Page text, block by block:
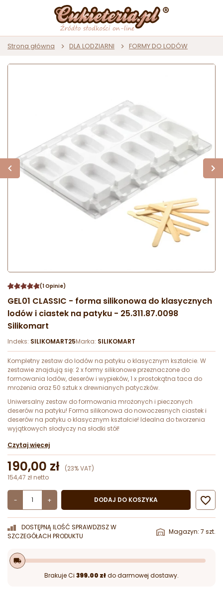
Strona główna DLA LODZIARNI FORMY DO LODÓW
(1 Opinie)
GEL01 CLASSIC - forma silikonowa do klasycznych
lodów i ciastek na patyku - 25.311.87.0098
Silikomart
Indeks: SILIKOMART25Marka: SILIKOMART
Kompletny zestaw do lodów na patyku o klasycznym kształcie. W
zestawie znajdują się: 2 x formy silikonowe przeznaczone do
formowania lodów, deserów i wypieków, 1 x prostokątna taca do
mrożenia oraz 50 sztuk x drewnianych patyczków.
Uniwersalny zestaw do formowania mrożonych i pieczonych
deserów na patyku! Forma silikonowa do nowoczesnych ciastek i
deserów na patyku o klasycznym kształcie! Idealna do tworzenia
wyjątkowych słodyczy na słodki stół!
Czytaj więcej
190,00 zł
(23% VAT)
154,47 zł netto
- + DODAJ DO KOSZYKA 
DOSTĘPNĄ ILOŚĆ SPRAWDZISZ W
SZCZEGÓŁACH PRODUKTU
Magazyn: 7 szt.
local_shipping
Brakuje Ci 399.00 złdo darmowej dostawy.